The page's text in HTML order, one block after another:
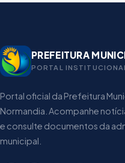
PREFEITURA
PORTAL
Portal oficial da Prefeitura
Normandia. Acompanhe
e consulte documentos da
municipal.